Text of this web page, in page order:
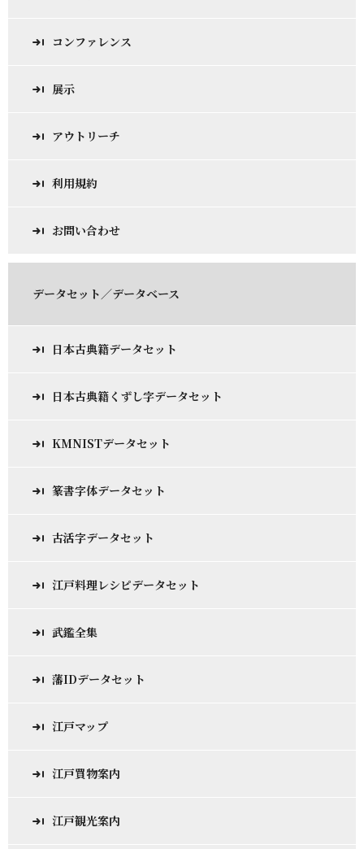
コンファレンス
展示
アウトリーチ
利用規約
お問い合わせ
データセット／データベース
日本古典籍データセット
日本古典籍くずし字データセット
KMNISTデータセット
篆書字体データセット
古活字データセット
江戸料理レシピデータセット
武鑑全集
藩IDデータセット
江戸マップ
江戸買物案内
江戸観光案内